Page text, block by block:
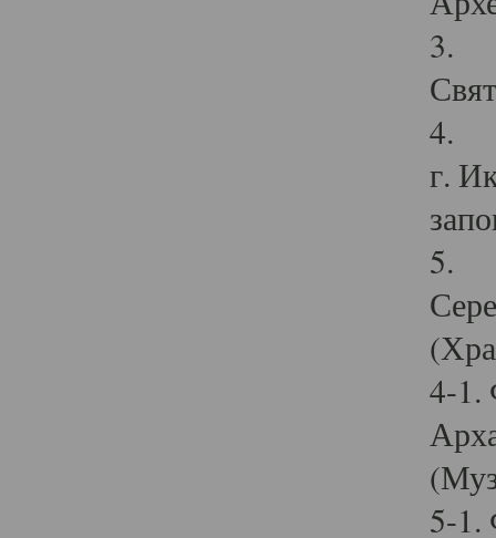
3.
4.
г.
5.
4-1.
5-1.